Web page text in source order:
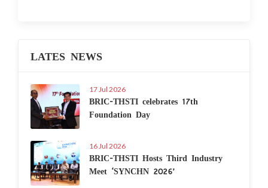
LATES NEWS
17 Jul 2026
BRIC-THSTI celebrates 17th
Foundation Day
16 Jul 2026
BRIC-THSTI Hosts Third Industry
Meet ‘SYNCHN 2026’